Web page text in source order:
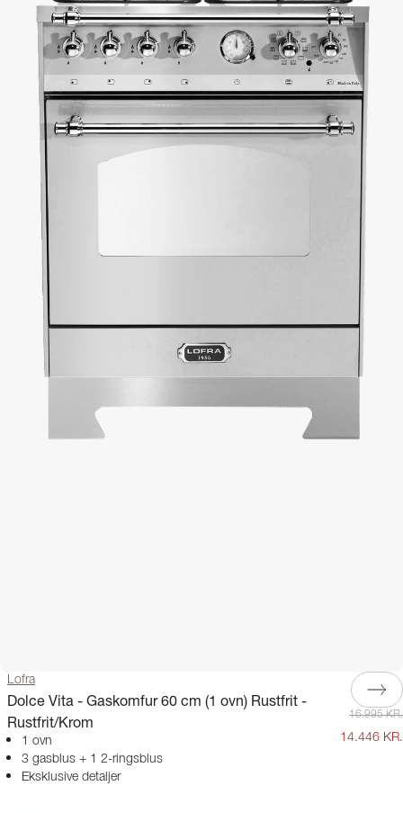
Lofra
Dolce Vita - Gaskomfur 60 cm (1 ovn) Rustfrit -
Rustfrit/Krom
1 ovn
3 gasblus + 1 2-ringsblus
Eksklusive detaljer
16.995 KR.
14.446 KR.